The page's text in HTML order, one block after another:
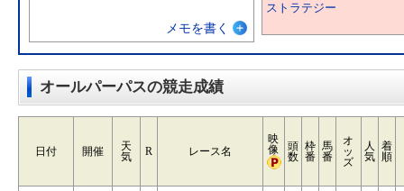
メモを書く
ストラテジー
オールパーパスの競走成績
日付 開催
天
気
R レース名
映
像
頭
数
枠
番
馬
番
オ
ッ
ズ
人
気
着
順